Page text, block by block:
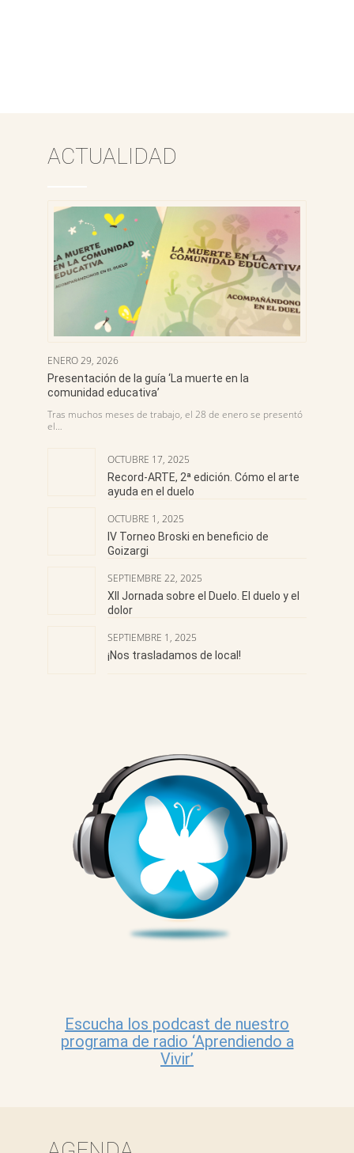
ACTUALIDAD
ENERO 29, 2026
Presentación de la guía ‘La muerte en la
comunidad educativa’
Tras muchos meses de trabajo, el 28 de enero se presentó
el…
OCTUBRE 17, 2025
Record-ARTE, 2ª edición. Cómo el arte
ayuda en el duelo
OCTUBRE 1, 2025
IV Torneo Broski en beneficio de
Goizargi
SEPTIEMBRE 22, 2025
XII Jornada sobre el Duelo. El duelo y el
dolor
SEPTIEMBRE 1, 2025
¡Nos trasladamos de local!
Escucha los podcast de nuestro
programa de radio ‘Aprendiendo a
Vivir’